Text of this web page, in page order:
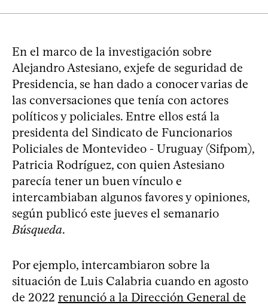
En el marco de la investigación sobre
Alejandro Astesiano, exjefe de seguridad de
Presidencia, se han dado a conocer varias de
las conversaciones que tenía con actores
políticos y policiales. Entre ellos está la
presidenta del Sindicato de Funcionarios
Policiales de Montevideo - Uruguay (Sifpom),
Patricia Rodríguez, con quien Astesiano
parecía tener un buen vínculo e
intercambiaban algunos favores y opiniones,
según publicó este jueves el semanario
Búsqueda.
Por ejemplo, intercambiaron sobre la
situación de Luis Calabria cuando en agosto
de 2022 renunció a la Dirección General de